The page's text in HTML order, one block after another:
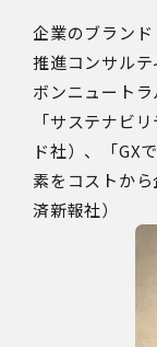
企業のブラン
推進コンサル
ボンニュート
「サステナビ
ド社）、「GX
素をコストか
済新報社）